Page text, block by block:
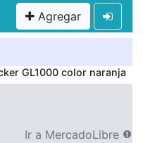
Agregar
GL1000 color naranja
Ir a MercadoLibre